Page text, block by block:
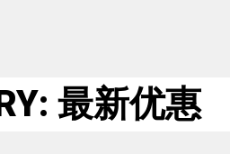
最新优惠